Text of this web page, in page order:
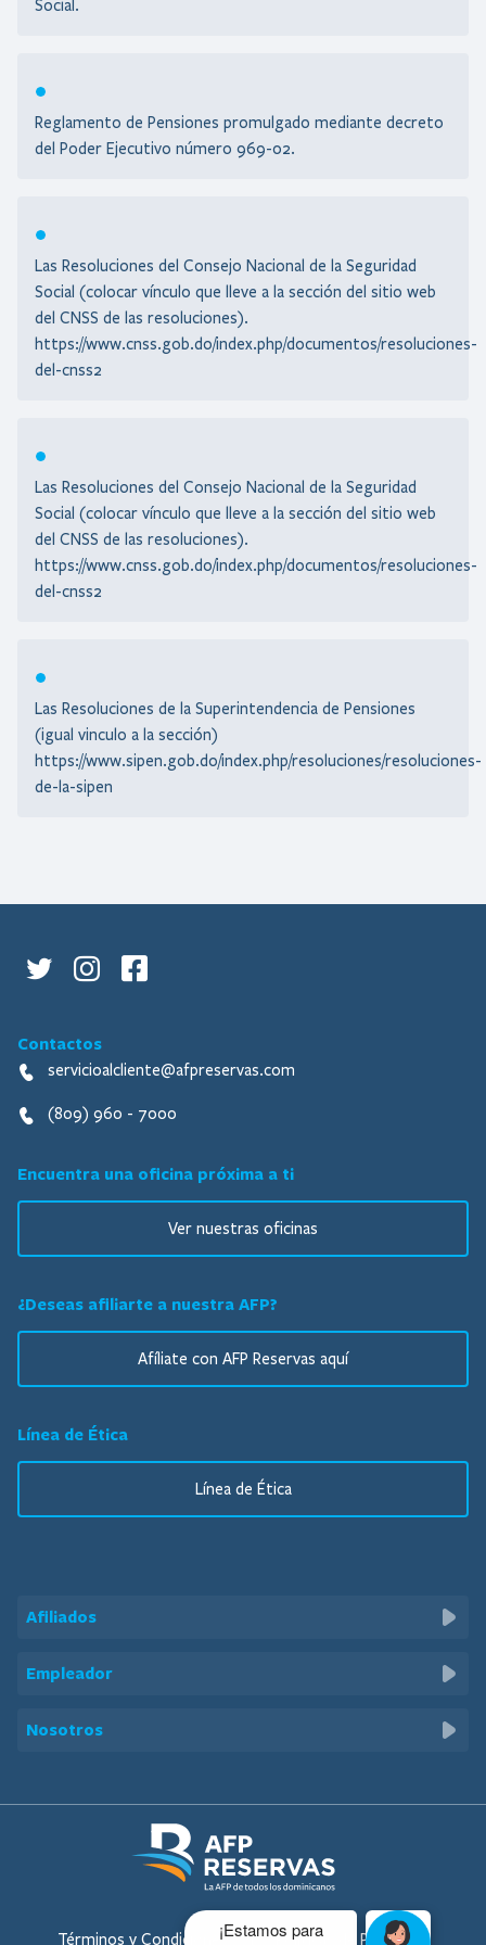
Estados Financieros
Escuela Previsional
Social.
Reglamento de Pensiones promulgado mediante decreto
del Poder Ejecutivo número 969-02.
Las Resoluciones del Consejo Nacional de la Seguridad
Social (colocar vínculo que lleve a la sección del sitio web
del CNSS de las resoluciones).
https://www.cnss.gob.do/index.php/documentos/resoluciones-
del-cnss2
Las Resoluciones del Consejo Nacional de la Seguridad
Social (colocar vínculo que lleve a la sección del sitio web
del CNSS de las resoluciones).
https://www.cnss.gob.do/index.php/documentos/resoluciones-
del-cnss2
Las Resoluciones de la Superintendencia de Pensiones
(igual vinculo a la sección)
https://www.sipen.gob.do/index.php/resoluciones/resoluciones-
de-la-sipen
Contactos
servicioalcliente@afpreservas.com
(809) 960 - 7000
Encuentra una oficina próxima a ti
Ver nuestras oficinas
¿Deseas afiliarte a nuestra AFP?
Afíliate con AFP Reservas aquí
Línea de Ética
Línea de Ética
Afiliados
Servicios al Afiliado
Empleador
Nosotros
Familia Reservas
Términos y Condiciones Políticas de Privacidad